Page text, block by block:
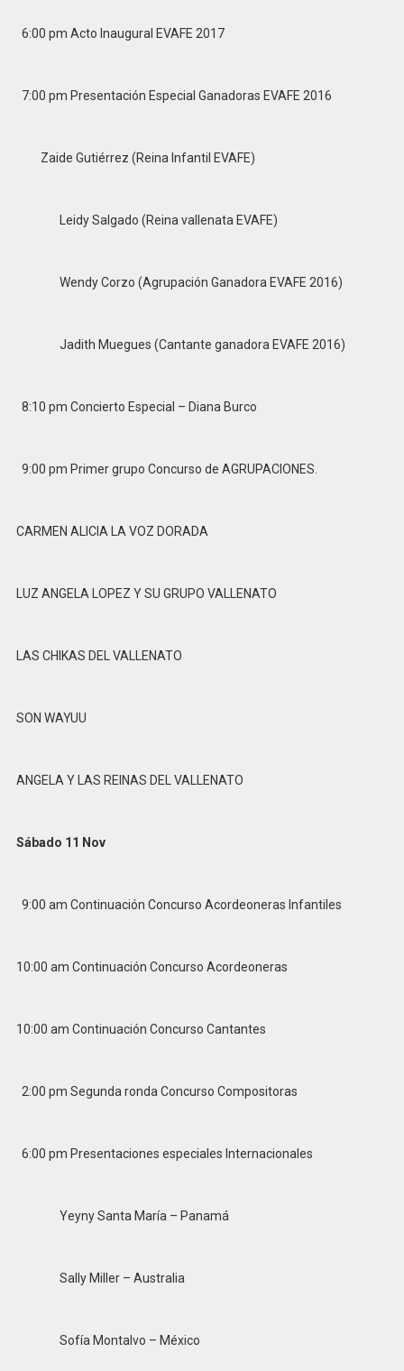
6:00 pm Acto Inaugural EVAFE 2017
7:00 pm Presentación Especial Ganadoras EVAFE 2016
Zaide Gutiérrez (Reina Infantil EVAFE)
Leidy Salgado (Reina vallenata EVAFE)
Wendy Corzo (Agrupación Ganadora EVAFE 2016)
Jadith Muegues (Cantante ganadora EVAFE 2016)
8:10 pm Concierto Especial – Diana Burco
9:00 pm Primer grupo Concurso de AGRUPACIONES.
CARMEN ALICIA LA VOZ DORADA
LUZ ANGELA LOPEZ Y SU GRUPO VALLENATO
LAS CHIKAS DEL VALLENATO
SON WAYUU
ANGELA Y LAS REINAS DEL VALLENATO
Sábado 11 Nov
9:00 am Continuación Concurso Acordeoneras Infantiles
10:00 am Continuación Concurso Acordeoneras
10:00 am Continuación Concurso Cantantes
2:00 pm Segunda ronda Concurso Compositoras
6:00 pm Presentaciones especiales Internacionales
Yeyny Santa María – Panamá
Sally Miller – Australia
Sofía Montalvo – México